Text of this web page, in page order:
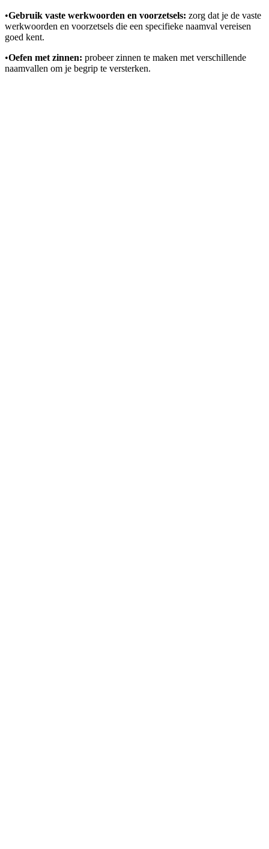
•Gebruik vaste werkwoorden en voorzetsels: zorg dat je de vaste
werkwoorden en voorzetsels die een specifieke naamval vereisen
goed kent.
•Oefen met zinnen: probeer zinnen te maken met verschillende
naamvallen om je begrip te versterken.